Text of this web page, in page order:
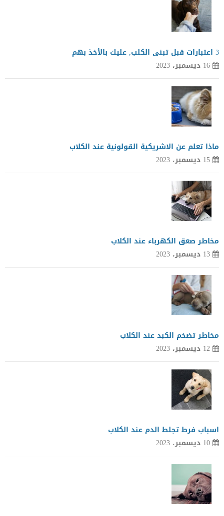
3 اعتبارات قبل تبنى الكلب, عليك بالأخذ بهم
16 ديسمبر، 2023
ماذا تعلم عن الاشريكية القولونية عند الكلاب
15 ديسمبر، 2023
مخاطر صعق الكهرباء عند الكلاب
13 ديسمبر، 2023
مخاطر تضخم الكبد عند الكلاب
12 ديسمبر، 2023
اسباب فرط تجلط الدم عند الكلاب
10 ديسمبر، 2023